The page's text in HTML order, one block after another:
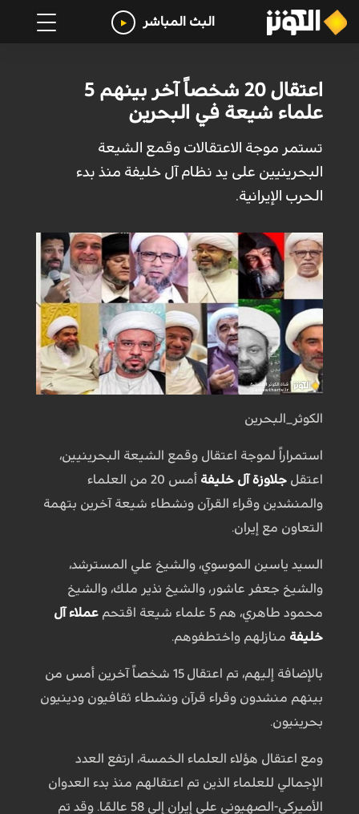
البث المباشر
اعتقال 20 شخصاً آخر بينهم 5
علماء شيعة في البحرين
تستمر موجة الاعتقالات وقمع الشيعة
البحرينيين على يد نظام آل خليفة منذ بدء
الحرب الإيرانية.
الكوثر_البحرين
استمراراً لموجة اعتقال وقمع الشيعة البحرينيين،
اعتقل جلاوزة آل خليفة
أمس 20 من العلماء
والمنشدين وقراء القرآن ونشطاء شيعة آخرين بتهمة
التعاون مع إيران.
السيد ياسين الموسوي، والشيخ علي المسترشد،
والشيخ جعفر عاشور، والشيخ نذير ملك، والشيخ
محمود طاهري، هم 5 علماء شيعة اقتحم
عملاء آل
خليفة منازلهم واختطفوهم.
بالإضافة إليهم، تم اعتقال 15 شخصاً آخرين أمس من
بينهم منشدون وقراء قرآن ونشطاء ثقافيون ودينيون
بحرينيون.
ومع اعتقال هؤلاء العلماء الخمسة، ارتفع العدد
الإجمالي للعلماء الذين تم اعتقالهم منذ بدء العدوان
الأميركي-الصهيوني على إيران إلى 58 عالمًا. وقد تم